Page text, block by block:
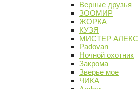
Верные друзья
ЗООМИР
ЖОРКА
КУЗЯ
МИСТЕР АЛЕКС
Padovan
Ночной охотник
Закрома
Зверье мое
ЧИКА